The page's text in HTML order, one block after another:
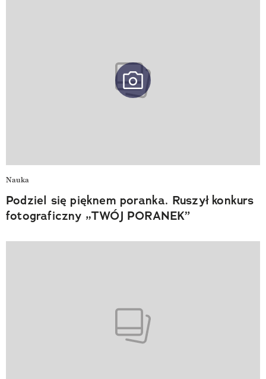
Nauka
Podziel się pięknem poranka. Ruszył konkurs
fotograficzny „TWÓJ PORANEK”